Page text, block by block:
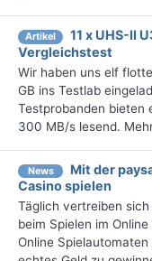
Artikel
11 x UHS-II
Vergleichstest
Wir haben uns elf
GB ins Testlab
Testprobanden bieten
300 MB/s lesend.
News
Mit der
Casino spielen
Täglich vertreiben
beim Spielen im
Online